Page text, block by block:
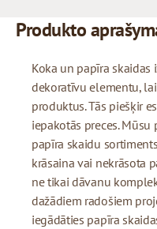
Produkto
Koka un papīra
dekoratīvu elementu,
produktus. Tās piešķir
iepakotās preces.
papīra skaidu
krāsaina vai nekrāsota
ne tikai dāvanu
dažādiem radošiem
iegādāties papīra